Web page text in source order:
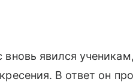
вновь явился
В ответ он